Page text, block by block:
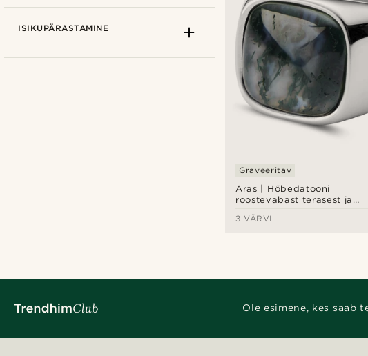
Aras | Hõbedatooni
roostevabast terasest ja
sõrme sõrmus
Graveeritav
3 VÄRVI
ISIKUPÄRASTAMINE
Isikupärastamise variandid
Graveeri Ole esimene, kes saab